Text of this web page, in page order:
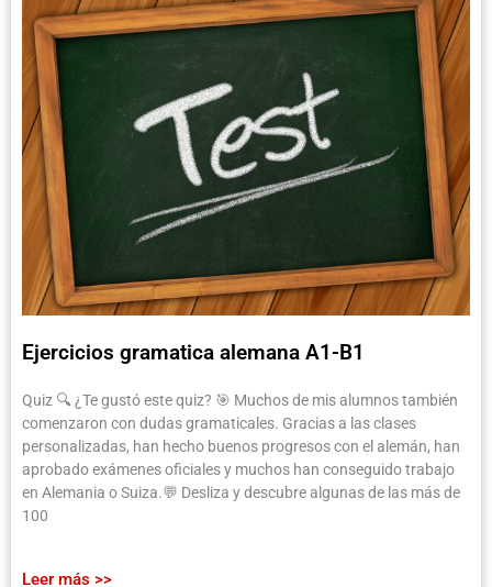
Ejercicios gramatica alemana A1-B1
Quiz 🔍 ¿Te gustó este quiz? 🎯 Muchos de mis alumnos también
comenzaron con dudas gramaticales. Gracias a las clases
personalizadas, han hecho buenos progresos con el alemán, han
aprobado exámenes oficiales y muchos han conseguido trabajo
en Alemania o Suiza.💬 Desliza y descubre algunas de las más de
100
Leer más >>